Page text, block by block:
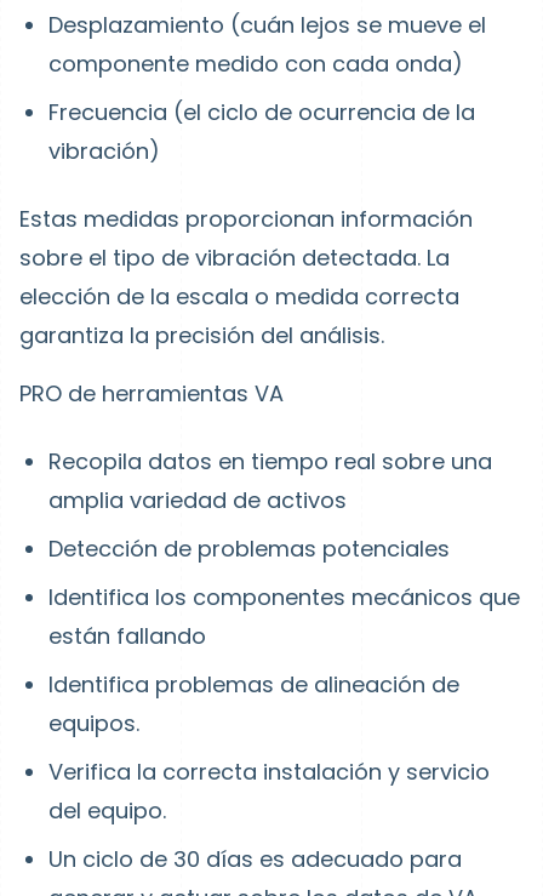
Desplazamiento (cuán lejos se mueve el
componente medido con cada onda)
Frecuencia (el ciclo de ocurrencia de la
vibración)
Estas medidas proporcionan información
sobre el tipo de vibración detectada. La
elección de la escala o medida correcta
garantiza la precisión del análisis.
PRO de herramientas VA
Recopila datos en tiempo real sobre una
amplia variedad de activos
Detección de problemas potenciales
Identifica los componentes mecánicos que
están fallando
Identifica problemas de alineación de
equipos.
Verifica la correcta instalación y servicio
del equipo.
Un ciclo de 30 días es adecuado para